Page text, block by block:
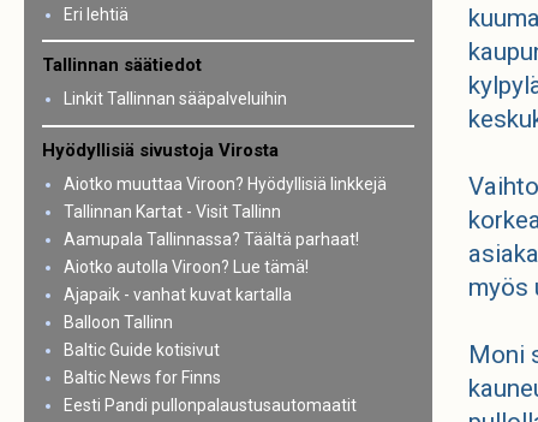
myös
Moni
Eri lehtiä
Tallinnan säätiedot
Linkit Tallinnan sääpalveluihin
Hyödyllisiä sivustoja Virosta
Aiotko muuttaa Viroon? Hyödyllisiä linkkejä
Tallinnan Kartat - Visit Tallinn
Aamupala Tallinnassa? Täältä parhaat!
Aiotko autolla Viroon? Lue tämä!
Ajapaik - vanhat kuvat kartalla
Balloon Tallinn
Baltic Guide kotisivut
Baltic News for Finns
Eesti Pandi pullonpalaustusautomaatit